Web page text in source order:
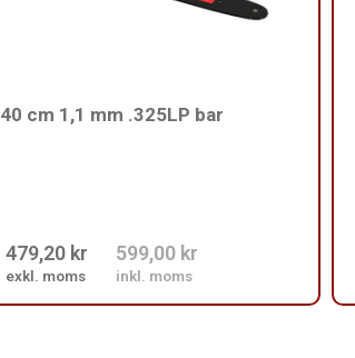
40 cm 1,1 mm .325LP bar
479,20 kr
exkl. moms
599,00 kr
inkl. moms